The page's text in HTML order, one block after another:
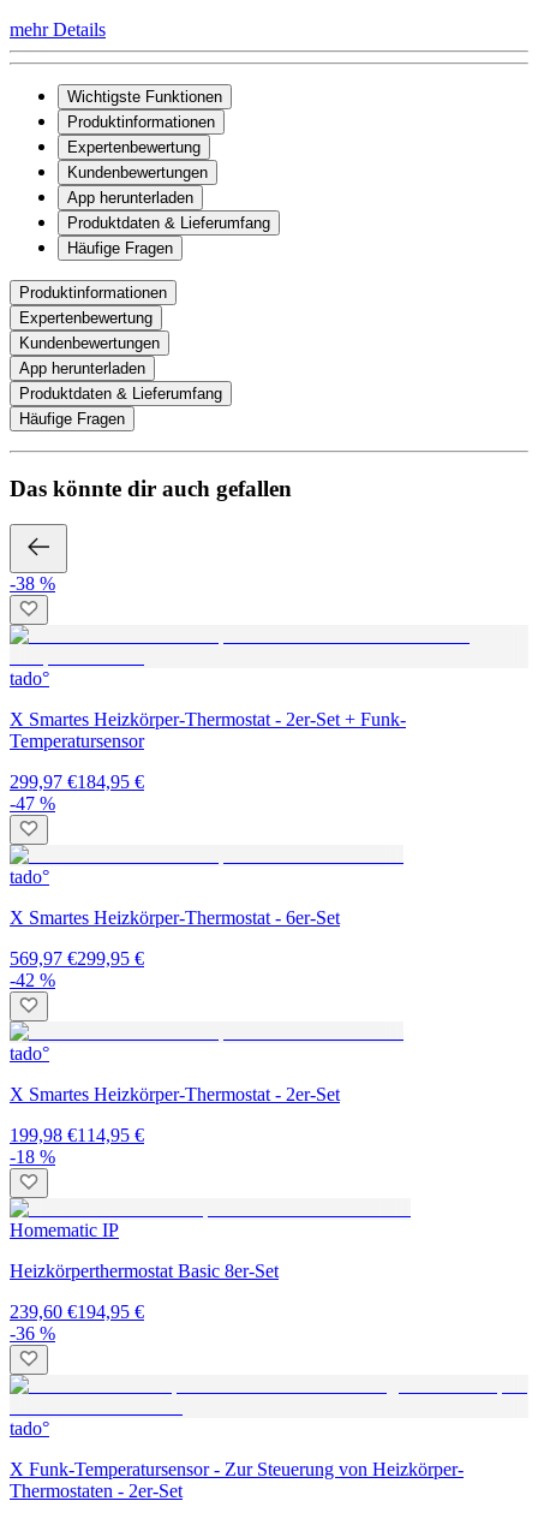
mehr Details
Wichtigste Funktionen
Produktinformationen
Expertenbewertung
Kundenbewertungen
App herunterladen
Produktdaten & Lieferumfang
Häufige Fragen
Produktinformationen
Expertenbewertung
Kundenbewertungen
App herunterladen
Produktdaten & Lieferumfang
Häufige Fragen
Das könnte dir auch gefallen
-38 %
tado°
X Smartes Heizkörper-Thermostat - 2er-Set + Funk-
Temperatursensor
299,97 €184,95 €
-47 %
tado°
X Smartes Heizkörper-Thermostat - 6er-Set
569,97 €299,95 €
-42 %
tado°
X Smartes Heizkörper-Thermostat - 2er-Set
199,98 €114,95 €
-18 %
Homematic IP
Heizkörperthermostat Basic 8er-Set
239,60 €194,95 €
-36 %
tado°
X Funk-Temperatursensor - Zur Steuerung von Heizkörper-
Thermostaten - 2er-Set